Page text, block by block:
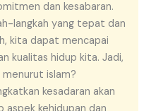
dan kesabaran.
langkah yang tepat dan
kita dapat mencapai
kualitas hidup kita. Jadi,
islam?
kesadaran akan